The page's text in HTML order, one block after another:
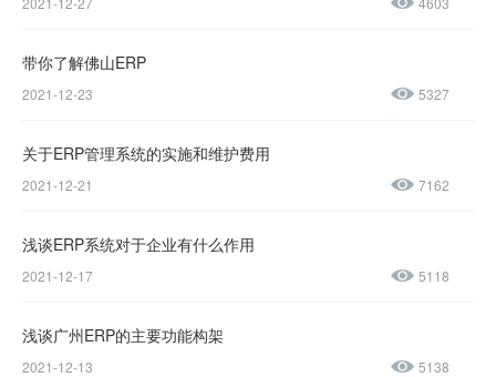
带你了解佛山ERP
2021-12-23 5327
关于ERP管理系统的实施和维护费用
2021-12-21 7162
浅谈ERP系统对于企业有什么作用
2021-12-17 5118
浅谈广州ERP的主要功能构架
2021-12-13 5138
4155
1237-